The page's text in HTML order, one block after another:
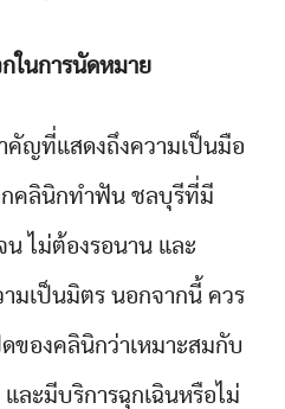
ในการนัดหมาย
คัญที่แสดงถึงความเป็นมือ
กคลินิกทำฟัน ชลบุรีที่มี
ไม่ต้องรอนาน และ
มเป็นมิตร นอกจากนี้ ควร
ของคลินิกว่าเหมาะสมกับ
ละมีบริการฉุกเฉินหรือไม่